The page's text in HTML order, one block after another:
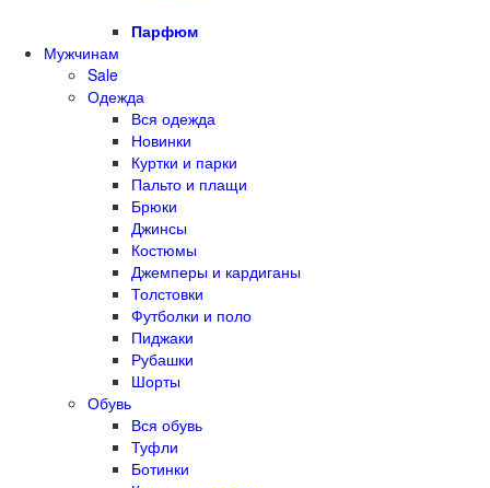
Парфюм
Мужчинам
Sale
Одежда
Вся одежда
Новинки
Куртки и парки
Пальто и плащи
Брюки
Джинсы
Костюмы
Джемперы и кардиганы
Толстовки
Футболки и поло
Пиджаки
Рубашки
Шорты
Обувь
Вся обувь
Туфли
Ботинки